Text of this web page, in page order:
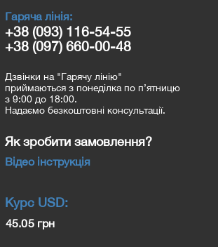
Гаряча лінія:
+38 (093) 116-54-55
+38 (097) 660-00-48
Дзвінки на "Гарячу лінію"
приймаються з понеділка по п’ятницю
з 9:00 до 18:00.
Надаємо безкоштовні консультації.
Як зробити замовлення?
Відео інструкція
Курс USD:
45.05 грн